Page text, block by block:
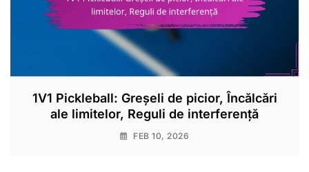
1V1 Pickleball: Greșeli de picior, Încălcări
ale limitelor, Reguli de interferență
FEB 10, 2026